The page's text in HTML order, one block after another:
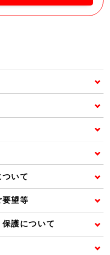
いて
望等
護について